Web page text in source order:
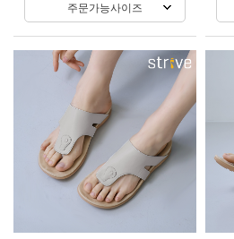
주문가능사이즈